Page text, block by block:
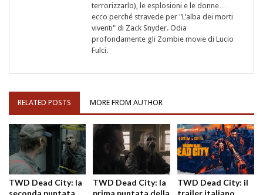
terrorizzarlo), le esplosioni e le donne…
ecco perché stravede per "L’alba dei morti
viventi" di Zack Snyder. Odia
profondamente gli Zombie movie di Lucio
Fulci.
RELATED POSTS MORE FROM AUTHOR
TWD Dead City: la
seconda puntata
TWD Dead City: la
prima puntata della
TWD Dead City: il
trailer italiano